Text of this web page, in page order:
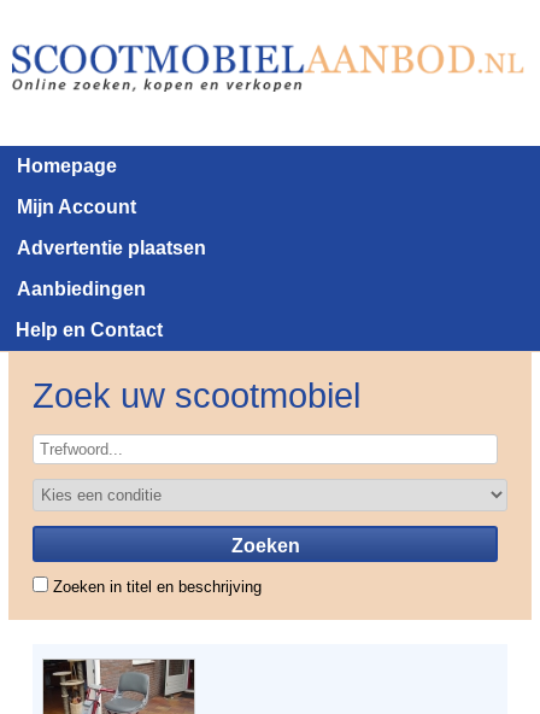
Homepage
Mijn Account
Advertentie plaatsen
Aanbiedingen
Help en Contact
Zoek uw scootmobiel
Zoeken in titel en beschrijving